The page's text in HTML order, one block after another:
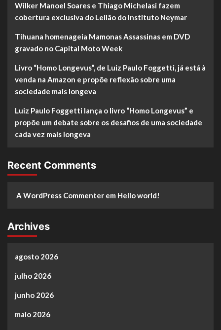
Wilker Manoel Soares e Thiago Michelasi fazem
cobertura exclusiva do Leilão do Instituto Neymar
Tihuana homenageia Mamonas Assassinas em DVD
gravado no Capital Moto Week
Livro “Homo Longevus”, de Luiz Paulo Foggetti, já está à
venda na Amazon e propõe reflexão sobre uma
sociedade mais longeva
Luiz Paulo Foggetti lança o livro “Homo Longevus” e
propõe um debate sobre os desafios de uma sociedade
cada vez mais longeva
Recent Comments
A WordPress Commenter em Hello world!
Archives
agosto 2026
julho 2026
junho 2026
maio 2026